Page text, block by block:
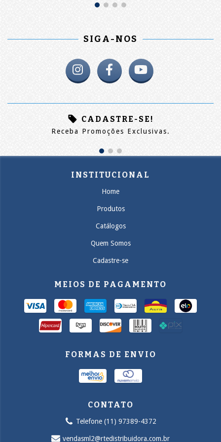
SIGA-NOS
CADASTRE-SE!
Receba Promoções Exclusivas.
INSTITUCIONAL
Home
Produtos
Catálogos
Quem Somos
Cadastre-se
MEIOS DE PAGAMENTO
FORMAS DE ENVIO
CONTATO
Telefone (11) 97389-4372
vendasml2@rtedistribuidora.com.br